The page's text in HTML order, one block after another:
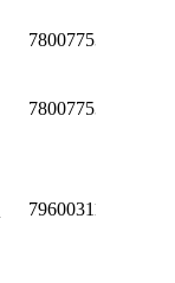
78007753553
78007753553
79600311912